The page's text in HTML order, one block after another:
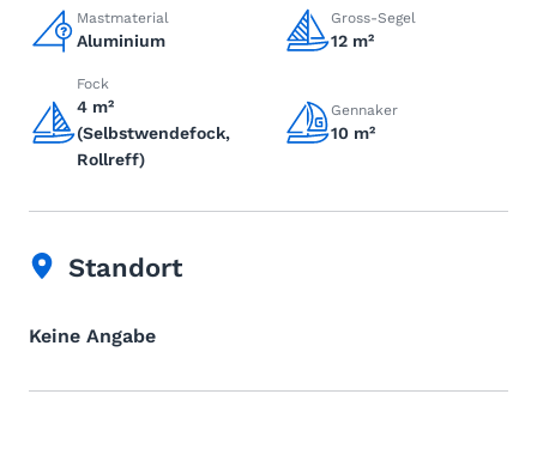
Mastmaterial
Aluminium
Gross-Segel
12 m²
Fock
4 m²
(Selbstwendefock,
Rollreff)
Gennaker
10 m²
Standort
Keine Angabe